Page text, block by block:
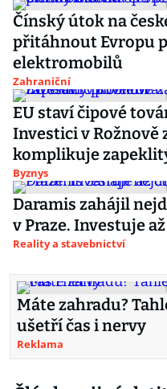
Čínský útok na
přitáhnout Evropu
elektromobilů
Zahraniční
EU staví čipové
Investici v Rožnově
komplikuje
Byznys
Daramis zahájil
v Praze. Investuje
Reality a stavebnictví
Máte zahradu?
ušetří čas i nervy
Reklama